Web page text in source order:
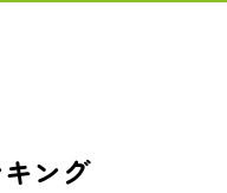
ング